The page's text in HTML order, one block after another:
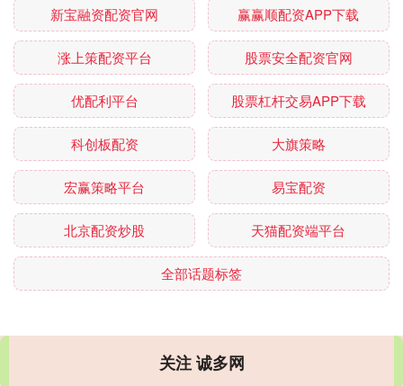
新宝融资配资官网 赢赢顺配资APP下载
涨上策配资平台 股票安全配资官网
优配利平台 股票杠杆交易APP下载
科创板配资 大旗策略
宏赢策略平台 易宝配资
北京配资炒股 天猫配资端平台
全部话题标签
关注 诚多网